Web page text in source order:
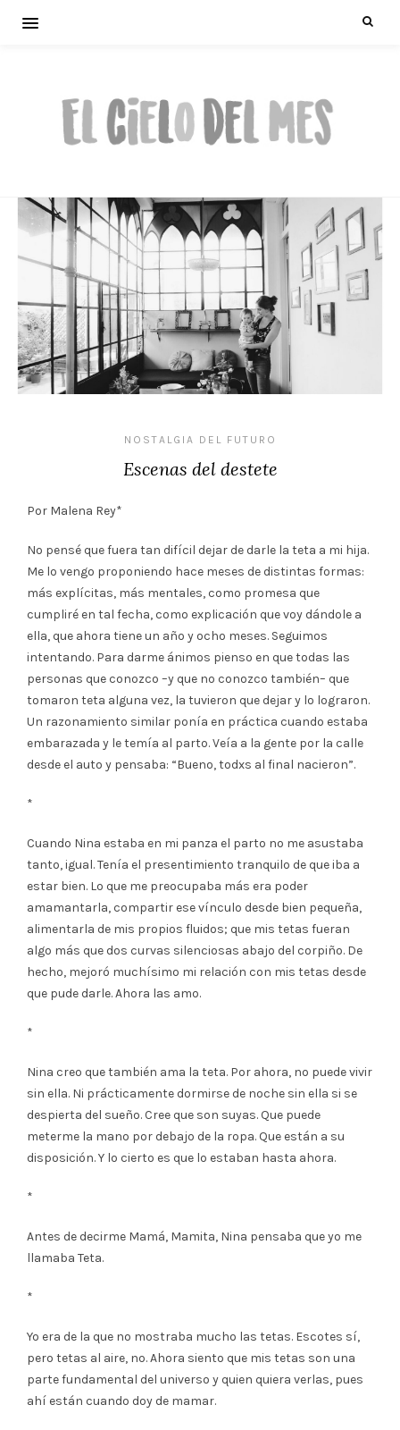
NOSTALGIA DEL FUTURO
Escenas del destete
Por Malena Rey*
No pensé que fuera tan difícil dejar de darle la teta a mi hija.
Me lo vengo proponiendo hace meses de distintas formas:
más explícitas, más mentales, como promesa que
cumpliré en tal fecha, como explicación que voy dándole a
ella, que ahora tiene un año y ocho meses. Seguimos
intentando. Para darme ánimos pienso en que todas las
personas que conozco –y que no conozco también– que
tomaron teta alguna vez, la tuvieron que dejar y lo lograron.
Un razonamiento similar ponía en práctica cuando estaba
embarazada y le temía al parto. Veía a la gente por la calle
desde el auto y pensaba: “Bueno, todxs al final nacieron”.
*
Cuando Nina estaba en mi panza el parto no me asustaba
tanto, igual. Tenía el presentimiento tranquilo de que iba a
estar bien. Lo que me preocupaba más era poder
amamantarla, compartir ese vínculo desde bien pequeña,
alimentarla de mis propios fluidos; que mis tetas fueran
algo más que dos curvas silenciosas abajo del corpiño. De
hecho, mejoró muchísimo mi relación con mis tetas desde
que pude darle. Ahora las amo.
*
Nina creo que también ama la teta. Por ahora, no puede vivir
sin ella. Ni prácticamente dormirse de noche sin ella si se
despierta del sueño. Cree que son suyas. Que puede
meterme la mano por debajo de la ropa. Que están a su
disposición. Y lo cierto es que lo estaban hasta ahora.
*
Antes de decirme Mamá, Mamita, Nina pensaba que yo me
llamaba Teta.
*
Yo era de la que no mostraba mucho las tetas. Escotes sí,
pero tetas al aire, no. Ahora siento que mis tetas son una
parte fundamental del universo y quien quiera verlas, pues
ahí están cuando doy de mamar.